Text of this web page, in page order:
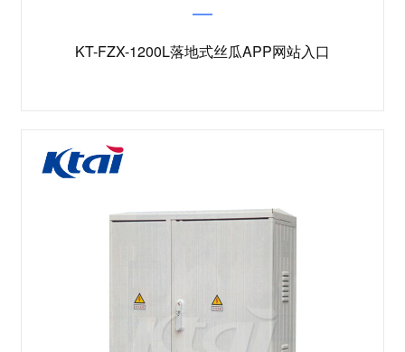
KT-FZX-1200L落地式丝瓜APP网站入口